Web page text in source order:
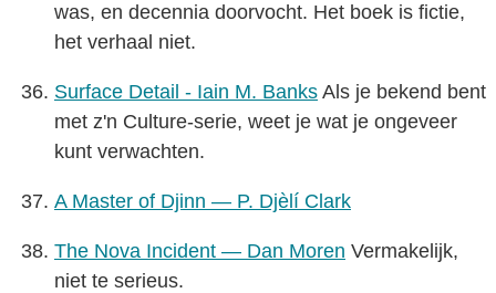
was, en decennia doorvocht. Het boek is fictie,
het verhaal niet.
Surface Detail - Iain M. Banks Als je bekend bent
met z'n Culture-serie, weet je wat je ongeveer
kunt verwachten.
A Master of Djinn — P. Djèlí Clark
The Nova Incident — Dan Moren Vermakelijk,
niet te serieus.